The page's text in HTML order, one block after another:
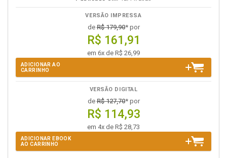
VERSÃO IMPRESSA
deR$ 179,90* por
R$ 161,91
em 6x de R$ 26,99
ADICIONAR AO
CARRINHO
VERSÃO DIGITAL
deR$ 127,70* por
R$ 114,93
em 4x de R$ 28,73
ADICIONAR EBOOK
AO CARRINHO